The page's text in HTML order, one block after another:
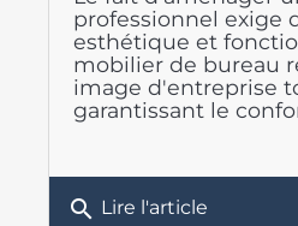
professionnel exige
esthétique et
mobilier de bureau
image d'entreprise
garantissant le
search Lire l'article